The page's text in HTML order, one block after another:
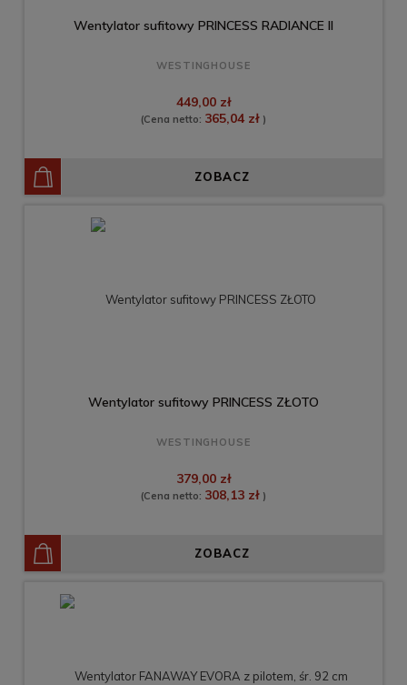
Wentylator sufitowy PRINCESS RADIANCE II
WESTINGHOUSE
449,00 zł
(Cena netto: 365,04 zł )
ZOBACZ
Wentylator sufitowy PRINCESS ZŁOTO
WESTINGHOUSE
379,00 zł
(Cena netto: 308,13 zł )
ZOBACZ